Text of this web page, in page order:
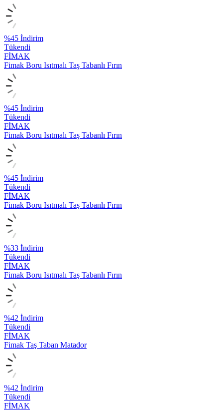
%45 İndirim
Tükendi
FİMAK
Fimak Boru Isıtmalı Taş Tabanlı Fırın
%45 İndirim
Tükendi
FİMAK
Fimak Boru Isıtmalı Taş Tabanlı Fırın
%45 İndirim
Tükendi
FİMAK
Fimak Boru Isıtmalı Taş Tabanlı Fırın
%33 İndirim
Tükendi
FİMAK
Fimak Boru Isıtmalı Taş Tabanlı Fırın
%42 İndirim
Tükendi
FİMAK
Fimak Taş Taban Matador
%42 İndirim
Tükendi
FİMAK